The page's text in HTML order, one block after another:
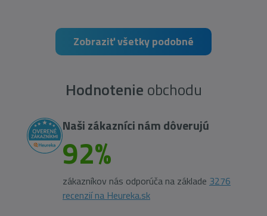
Zobraziť všetky podobné
Hodnotenie obchodu
Naši zákazníci nám dôverujú
92%
zákazníkov nás odporúča na základe 3276
recenzií na Heureka.sk